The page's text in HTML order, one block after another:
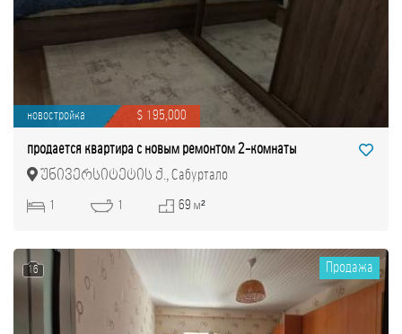
новостройка $ 195,000
продается квартира с новым ремонтом 2-комнаты
უნივერსიტეტის ქ., Сабуртало
1 1 69 м²
16 Продажа